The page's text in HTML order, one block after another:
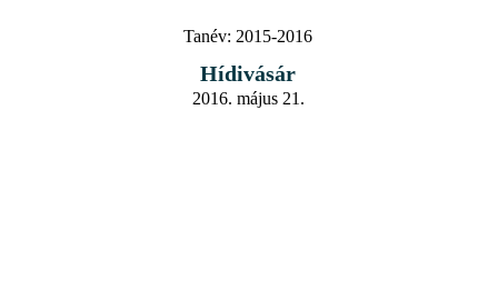
Tanév: 2015-2016
Hídivásár
2016. május 21.